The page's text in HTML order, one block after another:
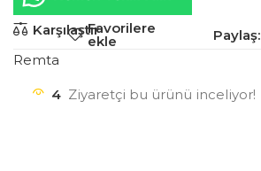
KarşılaştırFavorilere
ekle
Paylaş:
Remta
4 Ziyaretçi bu ürünü inceliyor!